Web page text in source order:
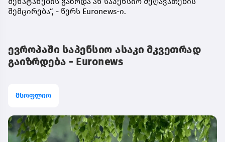
შემცირება“, - წერს Euronews-ი.
ევროპაში საპენსიო ასაკი მკვეთრად
გაიზრდება - Euronews
მსოფლიო